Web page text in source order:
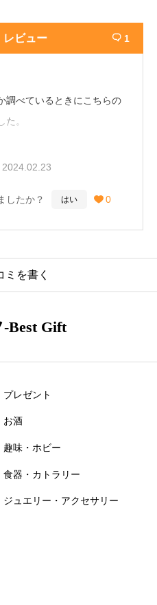
レビュー  1
調べているときにこちらの
。
り、その中でも写真入カバ
2024.02.23
したか？ はい  0
ミを書く
Best Gift
プレゼント
お酒
趣味・ホビー
食器・カトラリー
ジュエリー・アクセサリー